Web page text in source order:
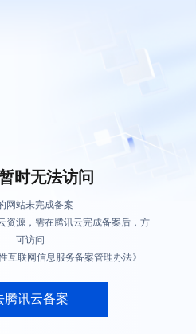
时无法访问
网站未完成备案
资源，需在腾讯云完成备案后，方
可访问
互联网信息服务备案管理办法》
腾讯云备案